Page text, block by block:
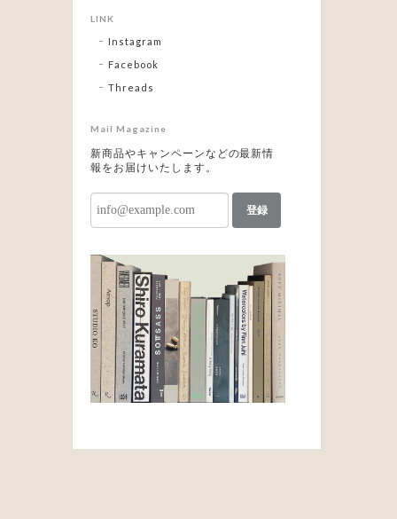
LINK
Instagram
Facebook
Threads
Mail Magazine
新商品やキャンペーンなどの最新情
報をお届けいたします。
登録